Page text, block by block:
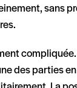
sans
des parties en